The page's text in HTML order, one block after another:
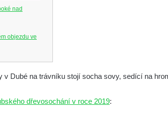
nad
objezdu ve
Hluboká
v Dubé na trávníku stojí socha sovy, sedící na
dřevosochání v roce 2019: